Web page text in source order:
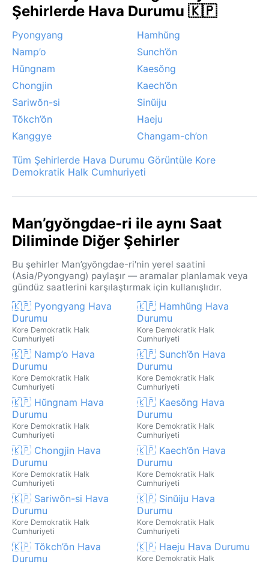
sertlik ve muson nemi arasında gidip gelir. Bu
döngüyü bilmek, ziyaretin planlanmasında büyük fark
yaratır.
Şehirlerde Hava Durumu 🇰🇵
Pyongyang
Hamhŭng
Namp’o
Sunch’ŏn
Hŭngnam
Kaesŏng
Chongjin
Kaech’ŏn
Sariwŏn-si
Sinŭiju
Tŏkch’ŏn
Haeju
Kanggye
Changam-ch’on
Tüm Şehirlerde Hava Durumu Görüntüle Kore
Demokratik Halk Cumhuriyeti
Man’gyŏngdae-ri ile aynı Saat
Diliminde Diğer Şehirler
Bu şehirler Man’gyŏngdae-ri'nin yerel saatini
(Asia/Pyongyang) paylaşır — aramalar planlamak veya
gündüz saatlerini karşılaştırmak için kullanışlıdır.
🇰🇵 Pyongyang Hava
Durumu
Kore Demokratik Halk
Cumhuriyeti
🇰🇵 Hamhŭng Hava
Durumu
Kore Demokratik Halk
Cumhuriyeti
🇰🇵 Namp’o Hava
Durumu
Kore Demokratik Halk
Cumhuriyeti
🇰🇵 Sunch’ŏn Hava
Durumu
Kore Demokratik Halk
Cumhuriyeti
🇰🇵 Hŭngnam Hava
Durumu
Kore Demokratik Halk
Cumhuriyeti
🇰🇵 Kaesŏng Hava
Durumu
Kore Demokratik Halk
Cumhuriyeti
🇰🇵 Chongjin Hava
Durumu
Kore Demokratik Halk
Cumhuriyeti
🇰🇵 Kaech’ŏn Hava
Durumu
Kore Demokratik Halk
Cumhuriyeti
🇰🇵 Sariwŏn-si Hava
Durumu
Kore Demokratik Halk
Cumhuriyeti
🇰🇵 Sinŭiju Hava
Durumu
Kore Demokratik Halk
Cumhuriyeti
🇰🇵 Tŏkch’ŏn Hava
Durumu
🇰🇵 Haeju Hava Durumu
Kore Demokratik Halk